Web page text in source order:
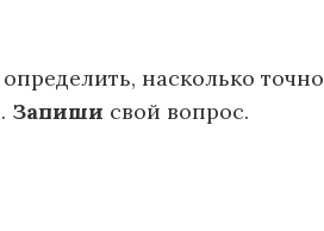
насколько точно
Запиши свой вопрос.